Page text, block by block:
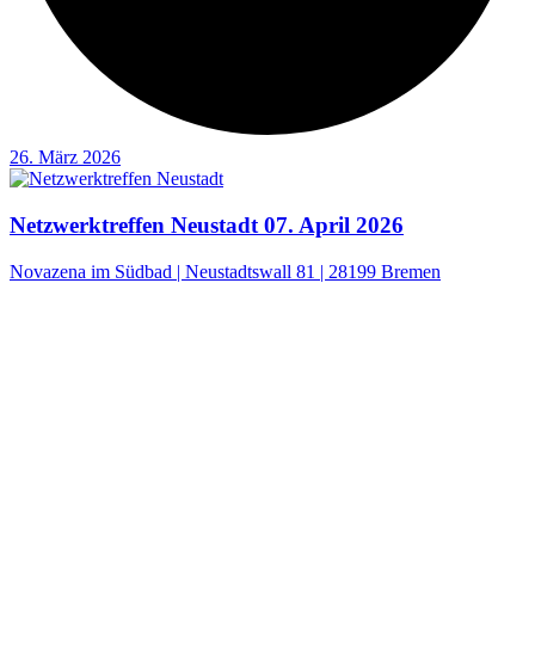
26. März 2026
Netzwerktreffen Neustadt 07. April 2026
Novazena im Südbad | Neustadtswall 81 | 28199 Bremen